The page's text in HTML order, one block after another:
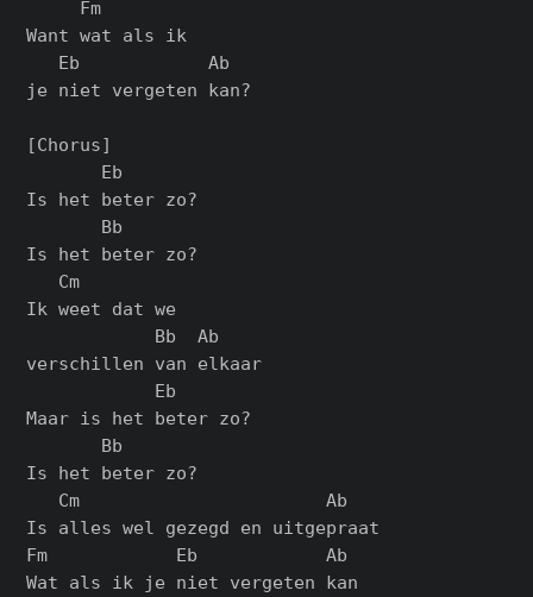
     Fm
Want wat als ik
   Eb            Ab
je niеt vergeten kan?
[Chorus]
       Eb
Is het beter zo?
       Bb
Is het beter zo?
   Cm
Ik weet dat we
            Bb  Ab
verschillen van elkaar
            Eb
Maar is het beter zo?
       Bb
Is het beter zo?
   Cm                       Ab
Is alles wel gezegd en uitgepraat
Fm            Eb            Ab